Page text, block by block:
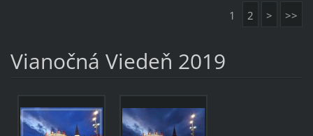
1 2 > >>
Vianočná Viedeň 2019